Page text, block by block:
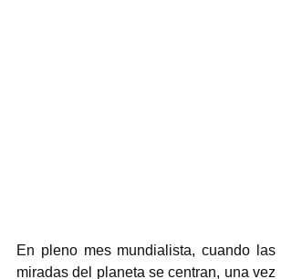
En pleno mes mundialista, cuando las
miradas del planeta se centran, una vez